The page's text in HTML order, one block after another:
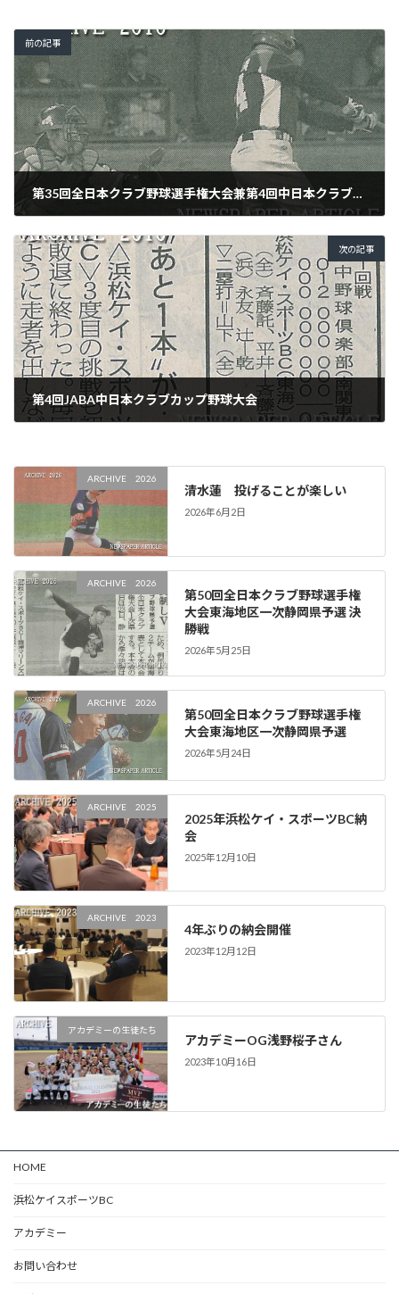
前の記事
第35回全日本クラブ野球選手権大会兼第4回中日本クラブカップ大会東海地区県予選
次の記事
第4回JABA中日本クラブカップ野球大会
ARCHIVE 2026
清水蓮 投げることが楽しい
2026年6月2日
ARCHIVE 2026
第50回全日本クラブ野球選手権
大会東海地区一次静岡県予選 決
勝戦
2026年5月25日
ARCHIVE 2026
第50回全日本クラブ野球選手権
大会東海地区一次静岡県予選
2026年5月24日
ARCHIVE 2025
2025年浜松ケイ・スポーツBC納
会
2025年12月10日
ARCHIVE 2023
4年ぶりの納会開催
2023年12月12日
アカデミーの生徒たち
アカデミーOG浅野桜子さん
2023年10月16日
HOME
浜松ケイスポーツBC
アカデミー
お問い合わせ